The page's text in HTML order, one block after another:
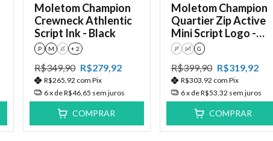
Moletom Champion
Crewneck Athlentic
Script Ink - Black
P M G + 2
R$349,90 R$279,92
R$265,92 com Pix
6x deR$46,65 sem juros
COMPRAR
Moletom Champion
Quartier Zip Active
Mini Script Logo -
Navy
P M G
R$399,90 R$319,92
R$303,92 com Pix
6x deR$53,32 sem juros
COMPRAR